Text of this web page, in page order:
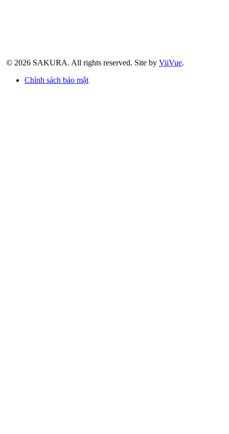
© 2026 SAKURA. All rights reserved. Site by ViiVue.
Chính sách bảo mật